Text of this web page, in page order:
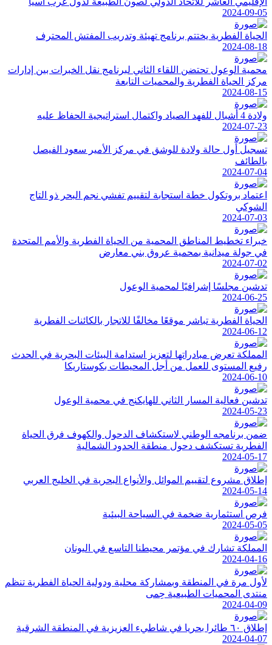
2024-09-05
الحياة الفطرية يختتم برنامج تهيئة وتدريب المفتش المحترف
2024-08-18
محمية الوعول تحتضن اللقاء الثاني لبرنامج نقل الخبرات بين إدارات
مركز الحياة الفطرية والمحميات التابعة
2024-08-15
ولادة 4 أشبال للفهد الصياد واكتمال استراتيجية الحفاظ عليه
2024-07-23
تسجيل أول حالة ولادة للوشق في مركز الأمير سعود الفيصل
بالطائف
2024-07-04
اعتماد بروتكول خطة استجابة لتقييم تفشي نجم البحر ذو التاج
الشوكي
2024-07-03
خبراء تخطيط المناطق المحمية من الحياة الفطرية والأمم المتحدة
في جولة ميدانية بمحمية عروق بني معارض
2024-07-02
تدشين مجلسًا إشرافيًا لمحمية الوعول
2024-06-25
الحياة الفطرية تباشر موقعًا مخالفًا للاتجار بالكائنات الفطرية
2024-06-12
المملكة تعرض مبادراتها لتعزيز استدامة البيئات البحرية في الحدث
رفيع المستوى للعمل من أجل المحيطات بكوستاريكا
2024-06-10
تدشين فعالية المسار الثاني للهايكنج في محمية الوعول
2024-05-23
ضمن برنامجه الوطني لاستكشاف الدحول والكهوف فرق الحياة
الفطرية تستكشف دحول منطقة الحدود الشمالية
2024-05-17
إطلاق مشروع لتقييم الموائل والأنواع البحرية في الخليج العربي
2024-05-14
فرص استثمارية ضخمة في السياحة البيئية
2024-05-05
المملكة تشارك في مؤتمر محيطنا التاسع في اليونان
2024-04-16
لأول مرة في المنطقة وبمشاركة محلية ودولية الحياة الفطرية تنظم
منتدى المحميات الطبيعية حِمى
2024-04-09
إطلاق ٦٠ طائرا بحريا في شاطيء العزيزية في المنطقة الشرقية
2024-04-07